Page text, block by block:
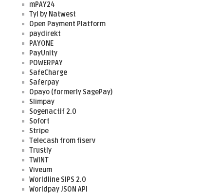
mPAY24
Tyl by Natwest
Open Payment Platform
paydirekt
PAYONE
PayUnity
POWERPAY
SafeCharge
Saferpay
Opayo (formerly SagePay)
Slimpay
Sogenactif 2.0
Sofort
Stripe
Telecash from fiserv
Trustly
TWINT
Viveum
Worldline SIPS 2.0
Worldpay JSON API